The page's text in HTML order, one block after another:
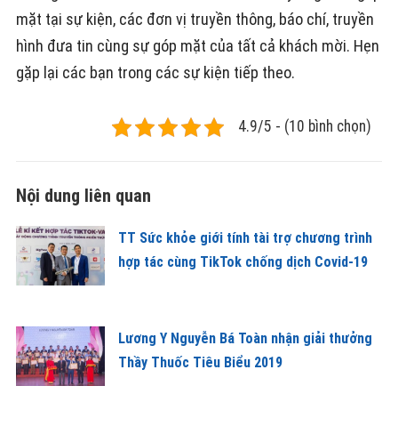
mặt tại sự kiện, các đơn vị truyền thông, báo chí, truyền
hình đưa tin cùng sự góp mặt của tất cả khách mời. Hẹn
gặp lại các bạn trong các sự kiện tiếp theo.
4.9/5 - (10 bình chọn)
Nội dung liên quan
TT Sức khỏe giới tính tài trợ chương trình
hợp tác cùng TikTok chống dịch Covid-19
Lương Y Nguyễn Bá Toàn nhận giải thưởng
Thầy Thuốc Tiêu Biểu 2019